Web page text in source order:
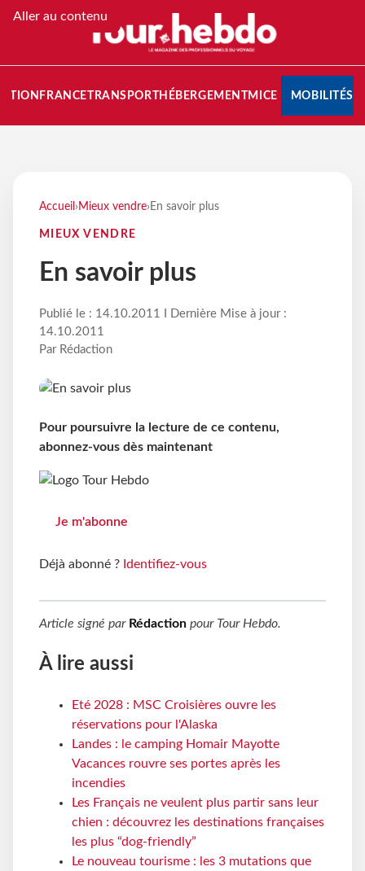
Aller au contenu
FRANCETRANSPORT HÉBERGEMENTMICE MOBILITÉS
Accueil › Mieux vendre› En savoir plus
MIEUX VENDRE
En savoir plus
Publié le : 14.10.2011 I Dernière Mise à jour :
14.10.2011
Par Rédaction
Pour poursuivre la lecture de ce contenu,
abonnez-vous dès maintenant
Je m'abonne
Déjà abonné ? Identifiez-vous
Article signé par Rédaction pour Tour Hebdo.
À lire aussi
Eté 2028 : MSC Croisières ouvre les
réservations pour l'Alaska
Landes : le camping Homair Mayotte
Vacances rouvre ses portes après les
incendies
Les Français ne veulent plus partir sans leur
chien : découvrez les destinations françaises
les plus “dog-friendly”
Le nouveau tourisme : les 3 mutations que